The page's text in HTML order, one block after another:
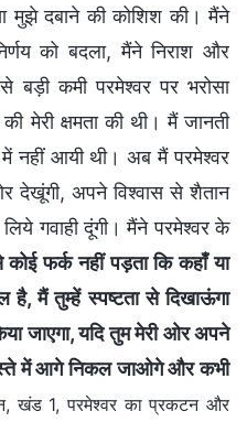
मुझे दबाने की कोशिश की। मैंने
को बदला, मैंने निराश और
कमी परमेश्वर पर भरोसा
मेरी क्षमता की थी। मैं जानती
नहीं आयी थी। अब मैं परमेश्वर
देखूंगी, अपने विश्वास से शैतान
गवाही दूंगी। मैंने परमेश्वर के
फर्क नहीं पड़ता कि कहाँ या
है, मैं तुम्हें स्पष्टता से दिखाऊंगा
जाएगा, यदि तुम मेरी ओर अपने
में आगे निकल जाओगे और कभी
खंड 1, परमेश्वर का प्रकटन और